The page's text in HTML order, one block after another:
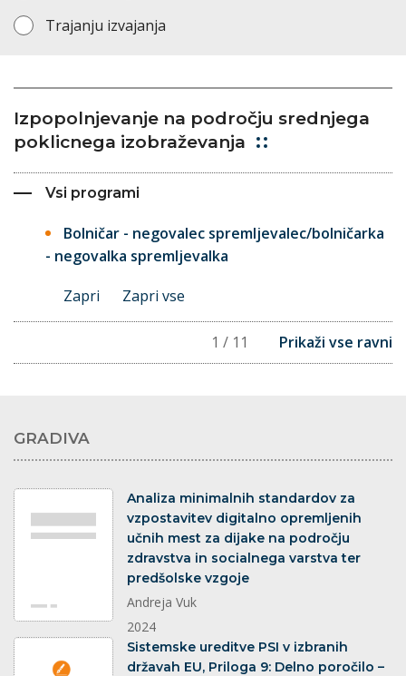
Trajanju izvajanja
Izpopolnjevanje na področju srednjega
poklicnega izobraževanja
Vsi programi
Bolničar - negovalec spremljevalec/bolničarka
- negovalka spremljevalka
Zapri
Zapri vse
1 / 11 Prikaži vse ravni
GRADIVA
dokument
Analiza minimalnih standardov za
vzpostavitev digitalno opremljenih
učnih mest za dijake na področju
zdravstva in socialnega varstva ter
predšolske vzgoje
Andreja Vuk
2024
dokument
Sistemske ureditve PSI v izbranih
državah EU, Priloga 9: Delno poročilo –